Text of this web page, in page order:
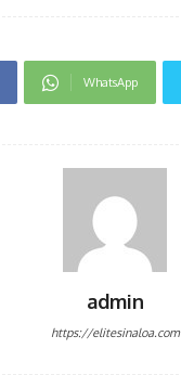
WhatsApp
admin
https://elitesinaloa.com